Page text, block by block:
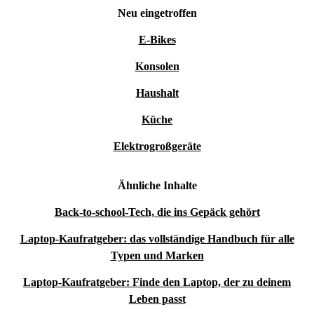
Typische Anwendungsszenarien: Deine Fragen, unsere
Natürlich! Dank schlankem Design, geringem Gewicht
und langer Akkulaufzeit eignet sich das Notebook
Geschäftsreise oder beim Lernen im Park.
Eignet sich das Gerät für Videokonferenzen und
Home-Office?
Definitiv! Die integrierte Webcam und Mikrofon sorgen
für klare Kommunikation. Das große Display verschafft
dir den nötigen Überblick bei Meetings oder
Neu eingetroffen
E-Bikes
Konsolen
Haushalt
Küche
Elektrogroßgeräte
Ähnliche Inhalte
Back-to-school-Tech, die ins Gepäck gehört
Laptop-Kaufratgeber: das vollständige Handbuch für alle
Typen und Marken
Laptop-Kaufratgeber: Finde den Laptop, der zu deinem
Leben passt